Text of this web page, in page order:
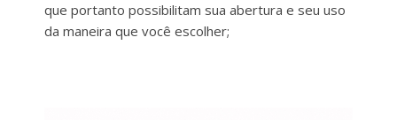
que portanto possibilitam sua abertura e seu uso
da maneira que você escolher;